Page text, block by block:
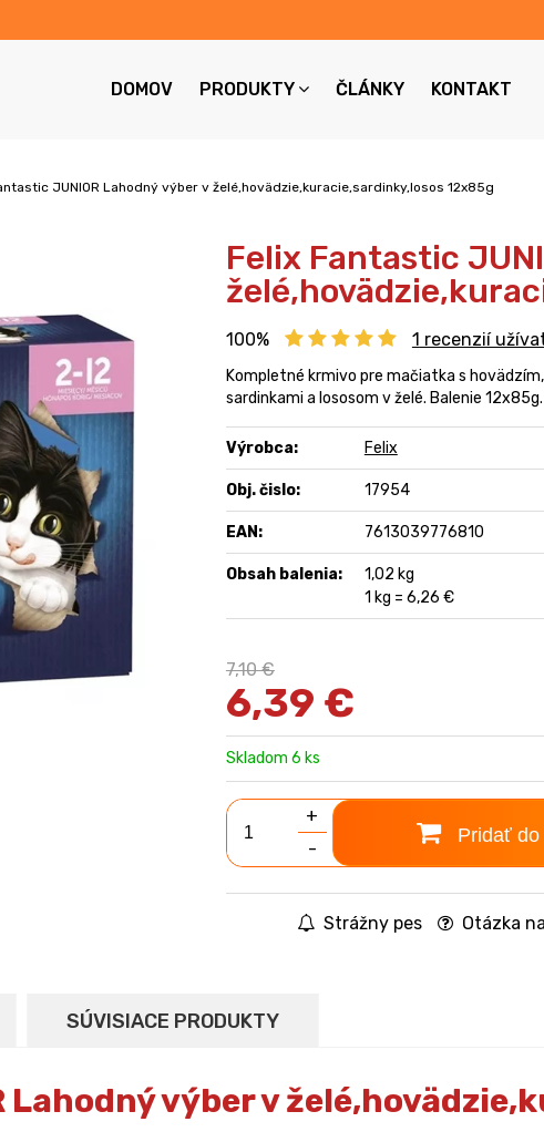
DOMOV PRODUKTY ČLÁNKY KONTAKT
JUNIOR Lahodný výber v želé,hovädzie,kuracie,sardinky,losos 12x85g
Felix Fantastic
100% 1 recenzií
Kompletné krmivo pre mačiatka s
sardinkami a lososom v želé. Balenie 12x85g.
Výrobca: Felix
Obj. čislo: 17954
EAN: 7613039776810
Obsah balenia:
1,02 kg
1 kg = 6,26 €
7,10 €
6,39 €
Skladom 6 ks
+
-
Pridať
Strážny pes Otázka
SÚVISIACE PRODUKTY
Lahodný výber v